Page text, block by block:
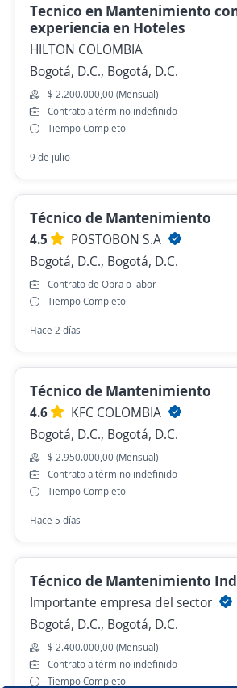
Tecnico en Mantenimiento
experiencia en Hoteles
HILTON COLOMBIA
Bogotá, D.C., Bogotá, D.C.
$ 2.200.000,00 (Mensual)
Contrato a término indefinido
Tiempo Completo
9 de julio
Técnico de Mantenimiento
4.5
POSTOBON S.A
Bogotá, D.C., Bogotá, D.C.
Contrato de Obra o labor
Tiempo Completo
Hace 2 días
Técnico de Mantenimiento
4.6
KFC COLOMBIA
Bogotá, D.C., Bogotá, D.C.
$ 2.950.000,00 (Mensual)
Contrato a término indefinido
Tiempo Completo
Hace 5 días
Técnico de Mantenimiento
Importante empresa del sector
Bogotá, D.C., Bogotá, D.C.
$ 2.400.000,00 (Mensual)
Contrato a término indefinido
Tiempo Completo